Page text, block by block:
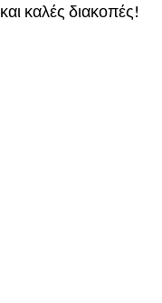
καλές διακοπές!